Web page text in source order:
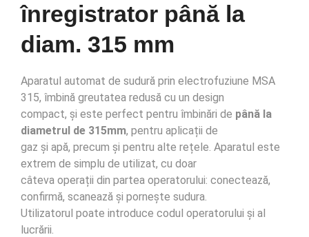
înregistrator până la
diam. 315 mm
Aparatul automat de sudură prin electrofuziune MSA
315, îmbină greutatea redusă cu un design
compact, și este perfect pentru îmbinări de până la
diametrul de 315mm, pentru aplicații de
gaz și apă, precum și pentru alte rețele. Aparatul este
extrem de simplu de utilizat, cu doar
câteva operații din partea operatorului: conectează,
confirmă, scanează și pornește sudura.
Utilizatorul poate introduce codul operatorului și al
lucrării.